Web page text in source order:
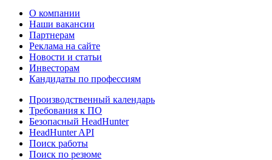
О компании
Наши вакансии
Партнерам
Реклама на сайте
Новости и статьи
Инвесторам
Кандидаты по профессиям
Производственный календарь
Требования к ПО
Безопасный HeadHunter
HeadHunter API
Поиск работы
Поиск по резюме